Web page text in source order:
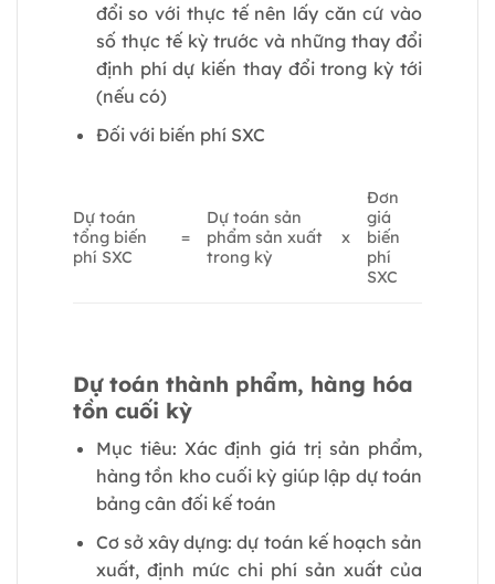
đổi so với thực tế nên lấy căn cứ vào
số thực tế kỳ trước và những thay đổi
định phí dự kiến thay đổi trong kỳ tới
(nếu có)
Đối với biến phí SXC
Dự toán
tổng biến
phí SXC
=
Dự toán sản
phẩm sản xuất
trong kỳ
x
Đơn
giá
biến
phí
SXC
Dự toán thành phẩm, hàng hóa
tồn cuối kỳ
Mục tiêu: Xác định giá trị sản phẩm,
hàng tồn kho cuối kỳ giúp lập dự toán
bảng cân đối kế toán
Cơ sở xây dựng: dự toán kế hoạch sản
xuất, định mức chi phí sản xuất của